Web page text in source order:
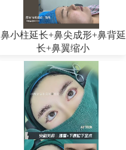
鼻小柱延长+鼻尖成形+鼻背延
长+鼻翼缩小